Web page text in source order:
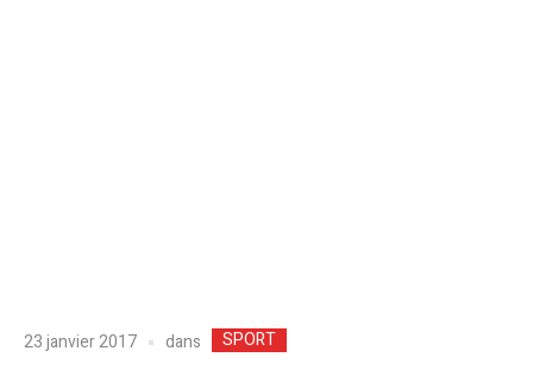
23 janvier 2017 dans SPORT